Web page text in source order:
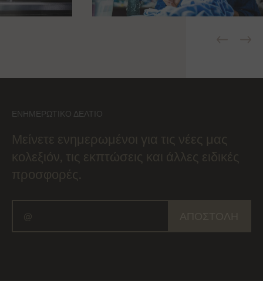
ΕΝΗΜΕΡΩΤΙΚΌ ΔΕΛΤΊΟ
Μείνετε ενημερωμένοι για τις νέες μας
κολεξιόν, τις εκπτώσεις και άλλες ειδικές
προσφορές.